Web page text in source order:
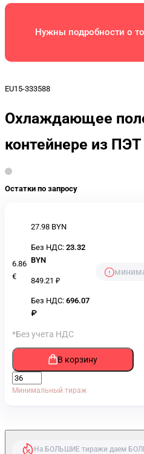
Нужны подробности о
EU15-333588
Охлаждающее
контейнере из ПЭТ
Остатки по запросу
6.86
€
27.98 BYN
Без НДС: 23.32
BYN
849.21 ₽
Без НДС: 696.07
₽
*Без учета НДС
В корзину
Минимальный тираж
На БОЛЬШИЕ тиражи даем